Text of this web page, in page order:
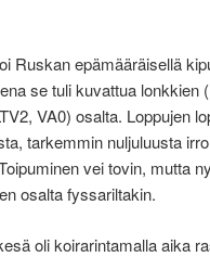
Ruskan epämääräisellä
se tuli kuvattua lonkkien
VA0) osalta. Loppujen
tarkemmin nuljuluusta
vei tovin, mutta
osalta fyssariltakin.
oli koirarintamalla aika